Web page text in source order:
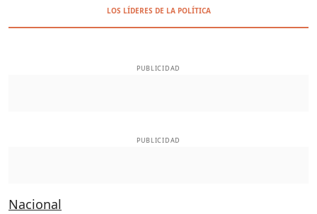
LOS LÍDERES DE LA POLÍTICA
PUBLICIDAD
PUBLICIDAD
Nacional